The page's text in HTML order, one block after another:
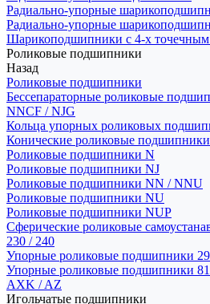
Радиально-упорные
Радиально-упорные
Шарикоподшипники с 4-х точечным
Роликовые подшипники
Назад
Роликовые подшипники
Бессепараторные роликовые
NNCF / NJG
Кольца упорных роликовых
Конические роликовые
Роликовые подшипники N
Роликовые подшипники NJ
Роликовые подшипники NN / NNU
Роликовые подшипники NU
Роликовые подшипники NUP
Сферические роликовые
230 / 240
Упорные роликовые подшипники
Упорные роликовые подшипники
AXK / AZ
Игольчатые подшипники